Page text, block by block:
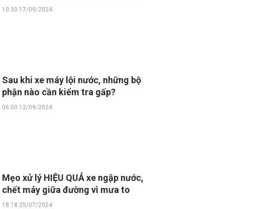
10:30 17/09/2024
Sau khi xe máy lội nước, những bộ
phận nào cần kiểm tra gấp?
06:00 12/09/2024
Mẹo xử lý HIỆU QUẢ xe ngập nước,
chết máy giữa đường vì mưa to
18:18 25/07/2024